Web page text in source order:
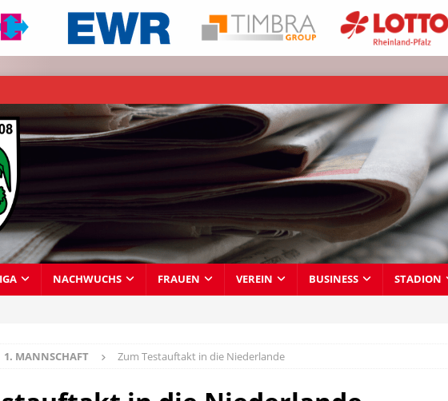
NACHWUCHS FRAUEN VEREIN BUSINESS STADION
1. MANNSCHAFT Zum Testauftakt in die Niederlande